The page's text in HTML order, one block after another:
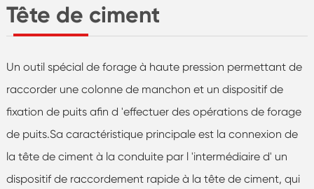
Tête de ciment
Un outil spécial de forage à haute pression permettant de
raccorder une colonne de manchon et un dispositif de
fixation de puits afin d 'effectuer des opérations de forage
de puits.Sa caractéristique principale est la connexion de
la tête de ciment à la conduite par l 'intermédiaire d' un
dispositif de raccordement rapide à la tête de ciment, qui